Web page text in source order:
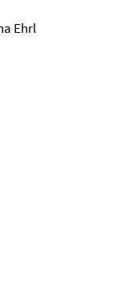
Ehrl